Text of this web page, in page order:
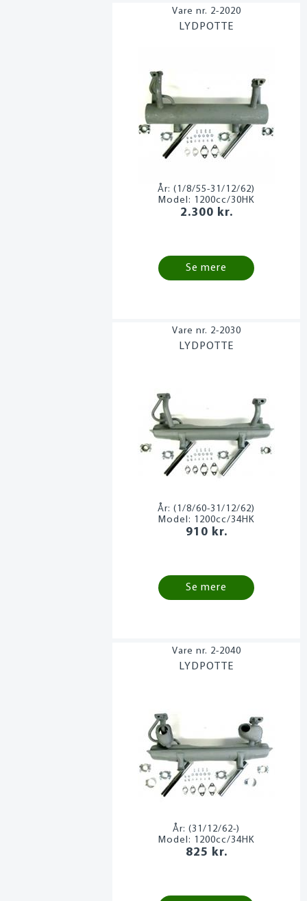
2-2020
LYDPOTTE
År:(1/8/55-31/12/62)
Model: 1200cc/30HK
2.300 kr.
Se mere
2-2030
LYDPOTTE
År:(1/8/60-31/12/62)
Model: 1200cc/34HK
910 kr.
Se mere
2-2040
LYDPOTTE
År:(31/12/62-)
Model: 1200cc/34HK
825 kr.